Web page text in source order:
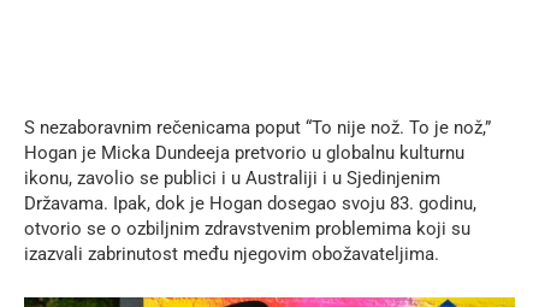
S nezaboravnim rečenicama poput “To nije nož. To je nož,”
Hogan je Micka Dundeeja pretvorio u globalnu kulturnu
ikonu, zavolio se publici i u Australiji i u Sjedinjenim
Državama. Ipak, dok je Hogan dosegao svoju 83. godinu,
otvorio se o ozbiljnim zdravstvenim problemima koji su
izazvali zabrinutost među njegovim obožavateljima.